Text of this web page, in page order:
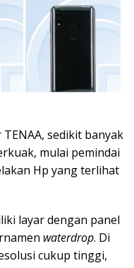
sedikit banyak
mulai pemindai
Hp yang terlihat
layar dengan panel
waterdrop. Di
cukup tinggi,